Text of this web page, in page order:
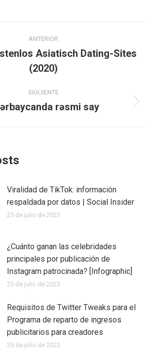
ANTERIOR
anterior:
Asiatisch Dating-Sites
(2020)
SIGUIENTE
Publicación
rəsmi say
Viralidad de TikTok: información
respaldada por datos | Social Insider
25 de julio de 2023
¿Cuánto ganan las celebridades
principales por publicación de
Instagram patrocinada? [Infographic]
25 de julio de 2023
Requisitos de Twitter Tweaks para el
Programa de reparto de ingresos
publicitarios para creadores
25 de julio de 2023